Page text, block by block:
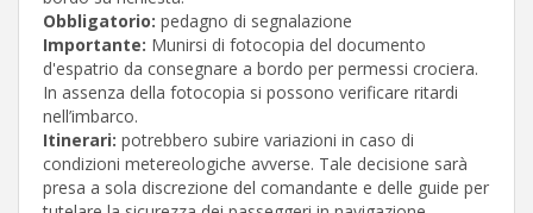
Obbligatorio: pedagno di segnalazione
Importante: Munirsi di fotocopia del documento
d'espatrio da consegnare a bordo per permessi crociera.
In assenza della fotocopia si possono verificare ritardi
nell’imbarco.
Itinerari: potrebbero subire variazioni in caso di
condizioni metereologiche avverse. Tale decisione sarà
presa a sola discrezione del comandante e delle guide per